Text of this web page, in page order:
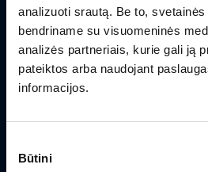
analizuoti srautą. Be to,
bendriname su visuomeninės
analizės partneriais, kurie gali ją
pateiktos arba naudojant
informacijos.
pasirinkimas
Būtini
Mielai atsakysime į Jums